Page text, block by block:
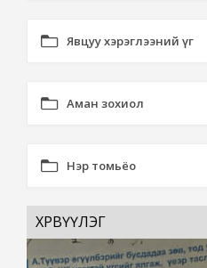
Явцуу хэрэглээний үг
Аман зохиол
Нэр томьёо
ХӨРВҮҮЛЭГ